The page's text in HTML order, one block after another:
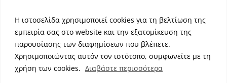
Η ιστοσελίδα χρησιμοποιεί cookies για τη βελτίωση της
εμπειρία σας στο website και την εξατομίκευση της
παρουσίασης των διαφημίσεων που βλέπετε.
Χρησιμοποιώντας αυτόν τον ιστότοπο, συμφωνείτε με τη
χρήση των cookies. Διαβάστε περισσότερα
Πνευματικά Δικαιώματα © 2026NemeaPress. Τα πνευματικά
δικαιώματα προστατεύονται.